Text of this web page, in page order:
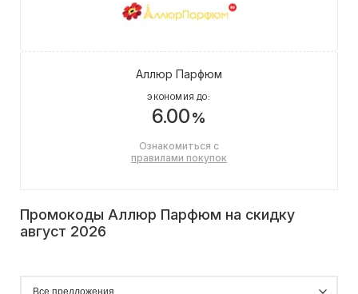
Аллюр Парфюм
ЭКОНОМИЯ ДО:
6.00%
Ознакомиться с
правилами покупок
Промокоды Аллюр Парфюм на скидку
август 2026